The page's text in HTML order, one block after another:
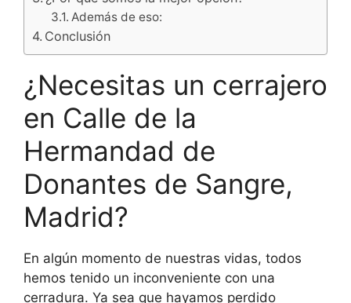
Además de eso:
Conclusión
¿Necesitas un cerrajero
en Calle de la
Hermandad de
Donantes de Sangre,
Madrid?
En algún momento de nuestras vidas, todos
hemos tenido un inconveniente con una
cerradura. Ya sea que hayamos perdido